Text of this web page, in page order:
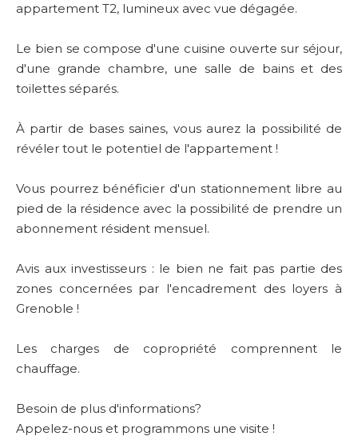
appartement T2, lumineux avec vue dégagée.
Le bien se compose d'une cuisine ouverte sur séjour,
d'une grande chambre, une salle de bains et des
toilettes séparés.
À partir de bases saines, vous aurez la possibilité de
révéler tout le potentiel de l'appartement !
Vous pourrez bénéficier d'un stationnement libre au
pied de la résidence avec la possibilité de prendre un
abonnement résident mensuel.
Avis aux investisseurs : le bien ne fait pas partie des
zones concernées par l'encadrement des loyers à
Grenoble !
Les charges de copropriété comprennent le
chauffage.
Besoin de plus d'informations?
Appelez-nous et programmons une visite !